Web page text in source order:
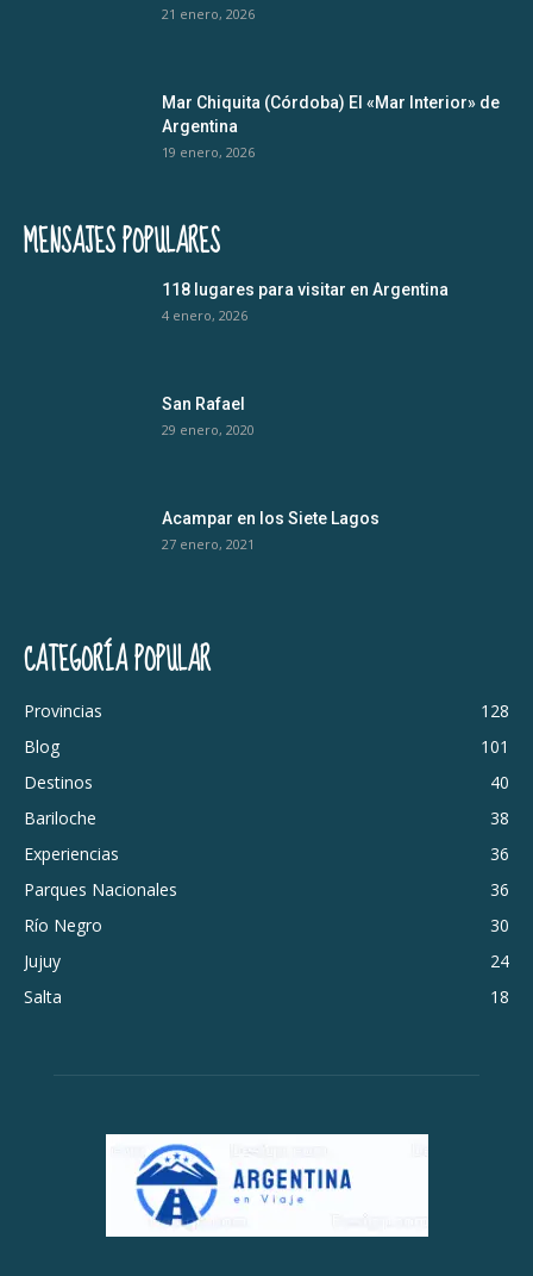
21 enero, 2026
Mar Chiquita (Córdoba) El «Mar Interior» de
Argentina
19 enero, 2026
MENSAJES POPULARES
118 lugares para visitar en Argentina
4 enero, 2026
San Rafael
29 enero, 2020
Acampar en los Siete Lagos
27 enero, 2021
CATEGORÍA POPULAR
Provincias
128
Blog
101
Destinos
40
Bariloche
38
Experiencias
36
Parques Nacionales
36
Río Negro
30
Jujuy
24
Salta
18